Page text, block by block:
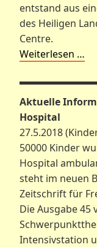
entstand aus
des Heiligen
Centre.
Weiterlesen …
Aktuelle
Hospital
27.5.2018
50000 Kinder
Hospital
steht im neuen
Zeitschrift für
Die Ausgabe 45
Intensivstation